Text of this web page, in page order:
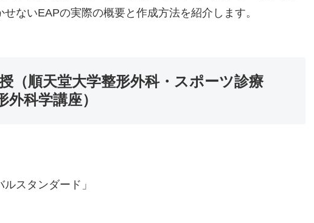
ないEAPの実際の概要と作成方法を紹介します。
（順天堂大学整形外科・スポーツ診療
科学講座）
スタンダード」